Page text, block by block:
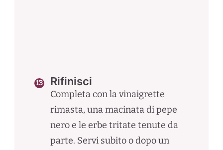
Rifinisci
Completa con la vinaigrette
rimasta, una macinata di pepe
nero e le erbe tritate tenute da
parte. Servi subito o dopo un